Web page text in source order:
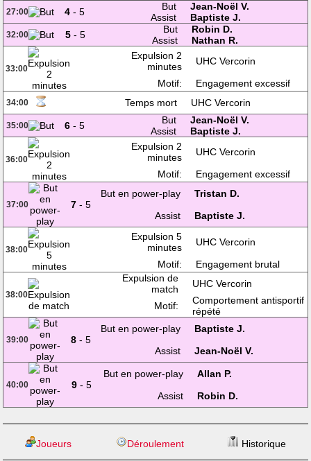
27:00 4 - 5 But
Jean-Noël V.
Assist
Baptiste J.
32:00 5- 5 But
Robin D.
Assist
Nathan R.
33:00
Expulsion 2
minutes
UHC Vercorin
Motif:
Engagement excessif
34:00 Temps mort UHC Vercorin
35:00 6 - 5 But
Jean-Noël V.
Assist
Baptiste J.
36:00
Expulsion 2
minutes
UHC Vercorin
Motif:
Engagement excessif
37:00 7- 5
But en power-play
Tristan D.
Assist
Baptiste J.
38:00
Expulsion 5
minutes
UHC Vercorin
Motif:
Engagement brutal
38:00
Expulsion de
match
UHC Vercorin
Motif:
Comportement antisportif
répété
39:00 8- 5
But en power-play
Baptiste J.
Assist
Jean-Noël V.
40:00 9- 5
But en power-play
Allan P.
Assist
Robin D.
Joueurs Déroulement Historique